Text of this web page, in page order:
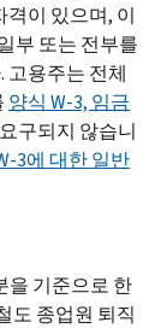
이 있으며, 이
부 또는 전부를
고용주는 전체
양식 W-3, 임금
구되지 않습니
3에 대한 일반
을 기준으로 한
도 종업원 퇴직